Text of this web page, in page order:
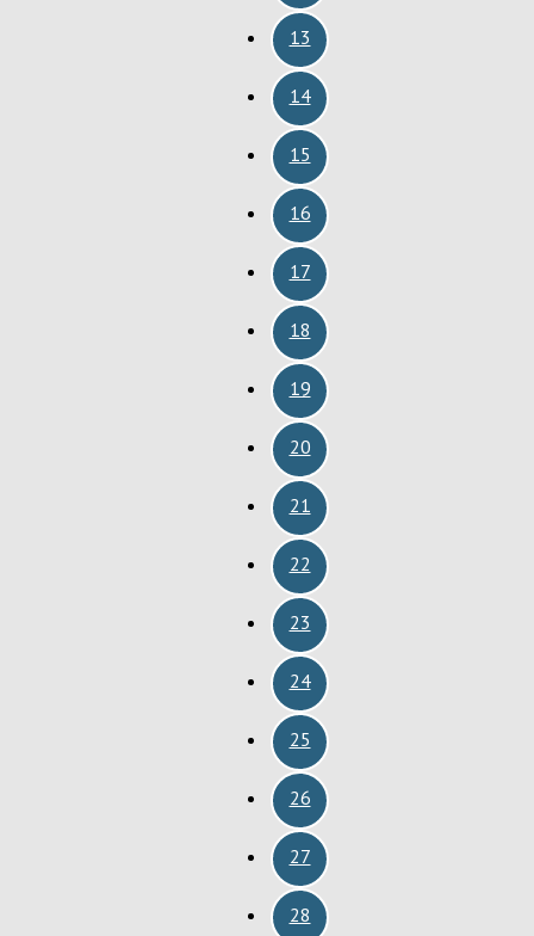
13
14
15
16
17
18
19
20
21
22
23
24
25
26
27
28